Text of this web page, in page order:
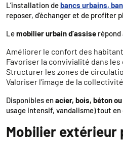
L’installation debancs urbains,
reposer, d’échanger et de profiter
Lemobilier urbain d’assise répond
Améliorer le confort des
Favoriser la convivialité dans
Structurer les zones de
Valoriser l’image de la collectivité
Disponibles enacier, bois, béton
usage intensif, vandalisme) tout
Mobilier extérieur